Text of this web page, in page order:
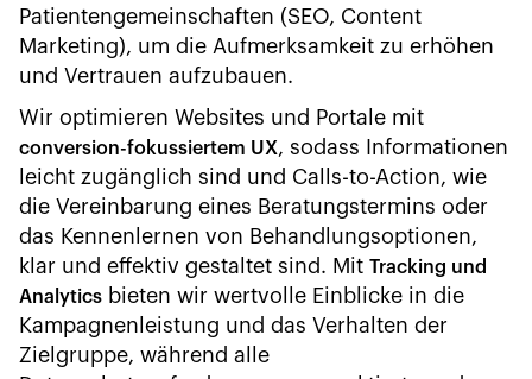
Patientengemeinschaften (SEO, Content
Marketing), um die Aufmerksamkeit zu erhöhen
und Vertrauen aufzubauen.
Wir optimieren Websites und Portale mit
conversion-fokussiertem UX, sodass Informationen
leicht zugänglich sind und Calls-to-Action, wie
die Vereinbarung eines Beratungstermins oder
das Kennenlernen von Behandlungsoptionen,
klar und effektiv gestaltet sind. Mit Tracking und
Analytics bieten wir wertvolle Einblicke in die
Kampagnenleistung und das Verhalten der
Zielgruppe, während alle